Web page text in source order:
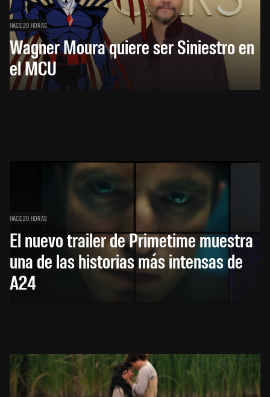
HACE 20 HORAS
Wagner Moura quiere ser Siniestro en
el MCU
HACE 20 HORAS
El nuevo trailer de Primetime muestra
una de las historias más intensas de
A24